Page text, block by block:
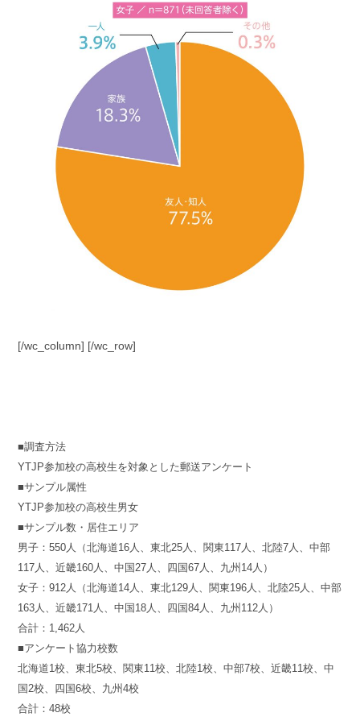
[/wc_column] [/wc_row]
■調査方法
YTJP参加校の高校生を対象とした郵送アンケート
■サンプル属性
YTJP参加校の高校生男女
■サンプル数・居住エリア
男子：550人（北海道16人、東北25人、関東117人、北陸7人、中部
117人、近畿160人、中国27人、四国67人、九州14人）
女子：912人（北海道14人、東北129人、関東196人、北陸25人、中部
163人、近畿171人、中国18人、四国84人、九州112人）
合計：1,462人
■アンケート協力校数
北海道1校、東北5校、関東11校、北陸1校、中部7校、近畿11校、中
国2校、四国6校、九州4校
合計：48校